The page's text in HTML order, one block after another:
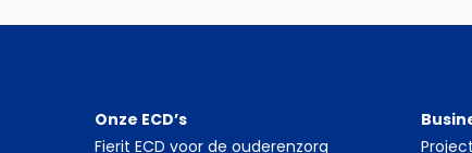
Onze ECD’s
Fierit ECD voor de ouderenzorg